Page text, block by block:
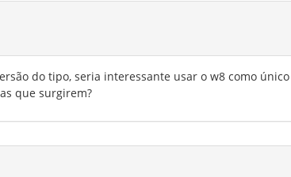
do tipo, seria interessante usar o w8 como único
que surgirem?